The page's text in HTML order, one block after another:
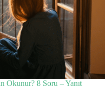
Okunur? 8 Soru – Yanıt